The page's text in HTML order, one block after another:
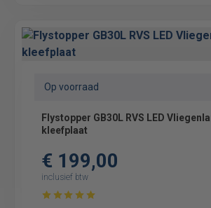
Op voorraad
Flystopper GB30L RVS LED
kleefplaat
€ 199,00
inclusief btw